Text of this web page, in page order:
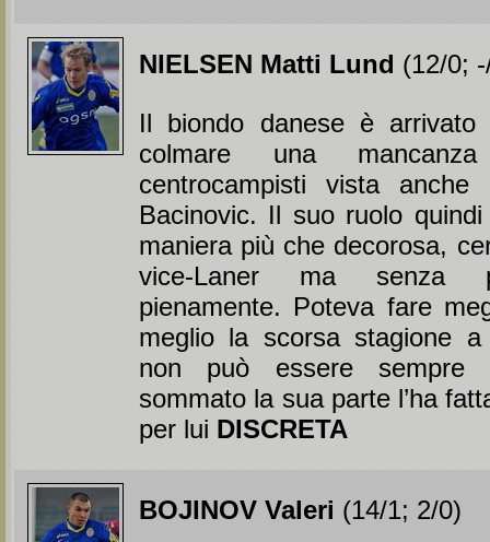
NIELSEN Matti Lund (12/0;
Il biondo danese è
colmare una
centrocampisti vista
Bacinovic. Il suo ruolo quindi
maniera più che decorosa,
vice-Laner ma senza
pienamente. Poteva fare
meglio la scorsa stagione
non può essere
sommato la sua parte l’ha
per lui DISCRETA
BOJINOV Valeri (14/1; 2/0)